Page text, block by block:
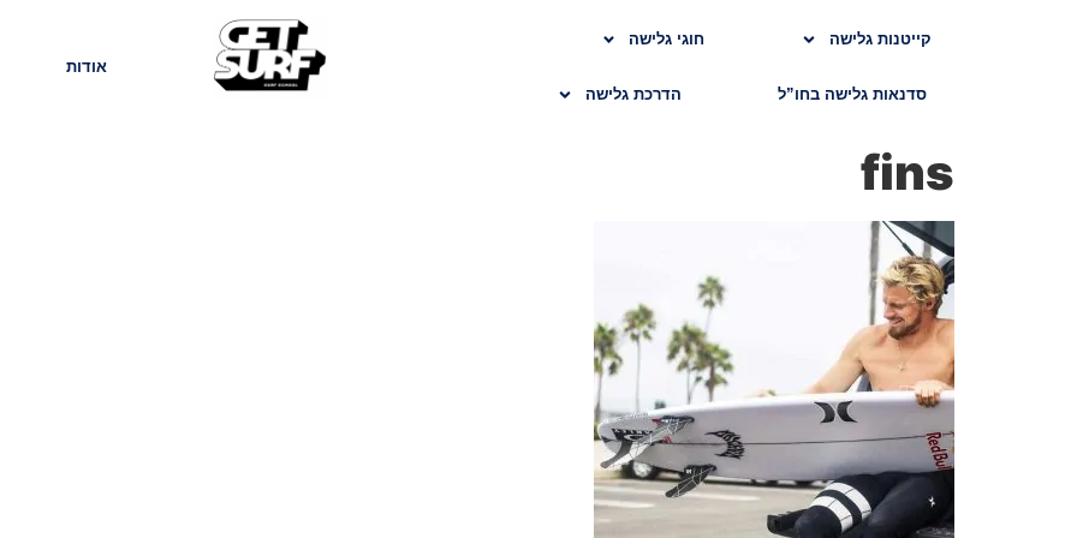
קייטנות גלישה חוגי גלישה
סדנאות גלישה בחו”ל הדרכת גלישה
בלוג אודות
fins